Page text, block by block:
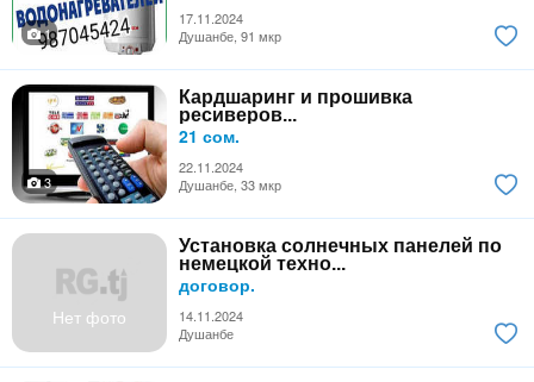
17.11.2024
1
Душанбе, 91 мкр
Кардшаринг и прошивка
ресиверов...
21 сом.
22.11.2024
3
Душанбе, 33 мкр
Нет фото
Установка солнечных панелей по
немецкой техно...
договор.
14.11.2024
Душанбе